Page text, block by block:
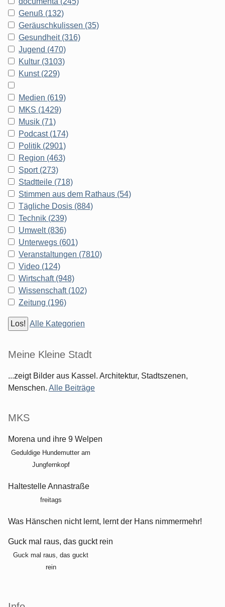
Genuß (132)
Geräuschkulissen (35)
Gesundheit (316)
Jugend (470)
Kultur (3103)
Kunst (229)
Medien (619)
MKS (1429)
Musik (71)
Podcast (174)
Politik (2901)
Region (463)
Sport (273)
Stadtteile (718)
Stimmen aus dem Rathaus (54)
Tägliche Dosis (884)
Technik (239)
Umwelt (836)
Unterwegs (601)
Veranstaltungen (7810)
Video (124)
Wirtschaft (948)
Wissenschaft (102)
Zeitung (196)
Alle Kategorien
Meine Kleine Stadt
...zeigt Bilder aus Kassel. Architektur, Stadtszenen,
Menschen. Alle Beiträge
MKS
Morena und ihre 9 Welpen
Geduldige Hundemutter am
Jungfernkopf
Haltestelle Annastraße
freitags
Was Hänschen nicht lernt, lernt der Hans nimmermehr!
Guck mal raus, das guckt rein
Guck mal raus, das guckt
rein